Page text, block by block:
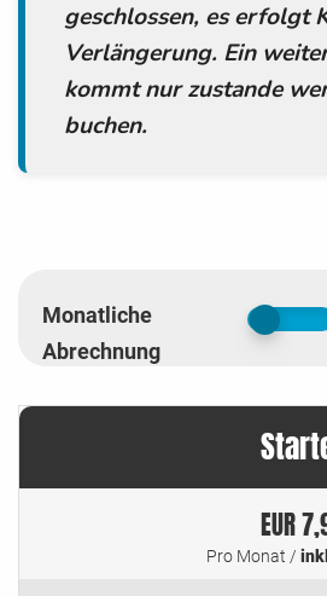
geschlossen, es erfolgt
Verlängerung. Ein
kommt nur zustande
buchen.
Monatliche
Abrechnung
false
EUR
Pro Monat / inkl